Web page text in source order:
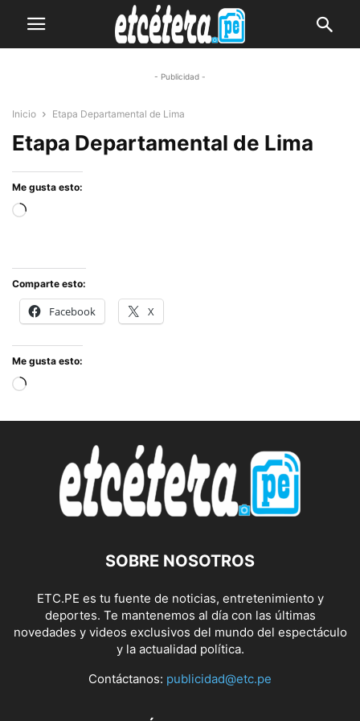
- Publicidad -
Inicio Etapa Departamental de Lima
Etapa Departamental de Lima
Me gusta esto:
Cargando...
Comparte esto:
Facebook X
Me gusta esto:
Cargando...
SOBRE NOSOTROS
ETC.PE es tu fuente de noticias, entretenimiento y
deportes. Te mantenemos al día con las últimas
novedades y videos exclusivos del mundo del espectáculo
y la actualidad política.
Contáctanos: publicidad@etc.pe